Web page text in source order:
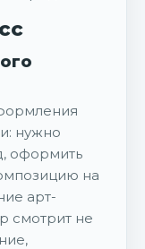
нужно
оформить
на
арт-
смотрит не